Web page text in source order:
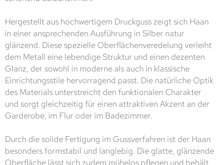
Hergestellt aus hochwertigem Druckguss zeigt sich Haan
in einer ansprechenden Ausführung in Silber natur
glänzend. Diese spezielle Oberflächenveredelung verleiht
dem Metall eine lebendige Struktur und einen dezenten
Glanz, der sowohl in moderne als auch in klassische
Einrichtungsstile hervorragend passt. Die natürliche Optik
des Materials unterstreicht den funktionalen Charakter
und sorgt gleichzeitig für einen attraktiven Akzent an der
Garderobe, im Flur oder im Badezimmer.
Durch die solide Fertigung im Gussverfahren ist der Haan
besonders formstabil und langlebig. Die glatte, glänzende
Oberfläche lässt sich zudem mühelos pflegen und behält